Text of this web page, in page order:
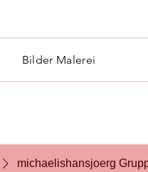
Bilder Malerei
michaelishansjoerg